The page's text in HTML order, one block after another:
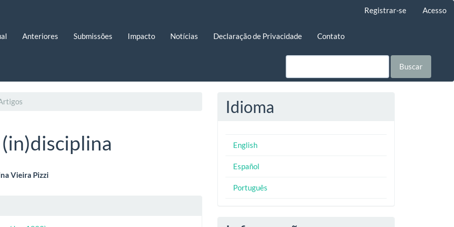
Registrar-se Acesso
Anteriores Submissões Impacto Notícias Declaração de Privacidade Contato
Buscar
Vieira Pizzi
Idioma
English
Español
Português